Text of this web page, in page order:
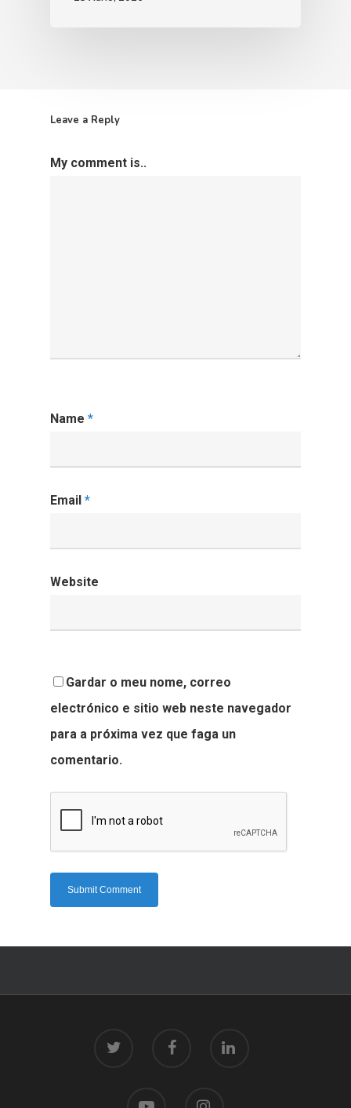
Leave a Reply
My comment is..
Name *
Email *
Website
Gardar o meu nome, correo
electrónico e sitio web neste navegador
para a próxima vez que faga un
comentario.